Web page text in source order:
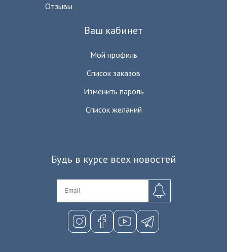
Отзывы
Ваш кабинет
Мой профиль
Список заказов
Изменить пароль
Список желаний
Будь в курсе всех новостей